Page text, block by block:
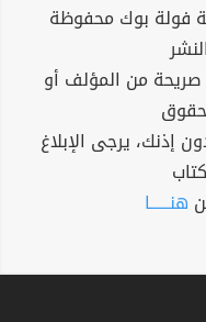
فولة بوك محفوظة
من المؤلف أو
إذنك، يرجى الإبلاغ
هنــــــا